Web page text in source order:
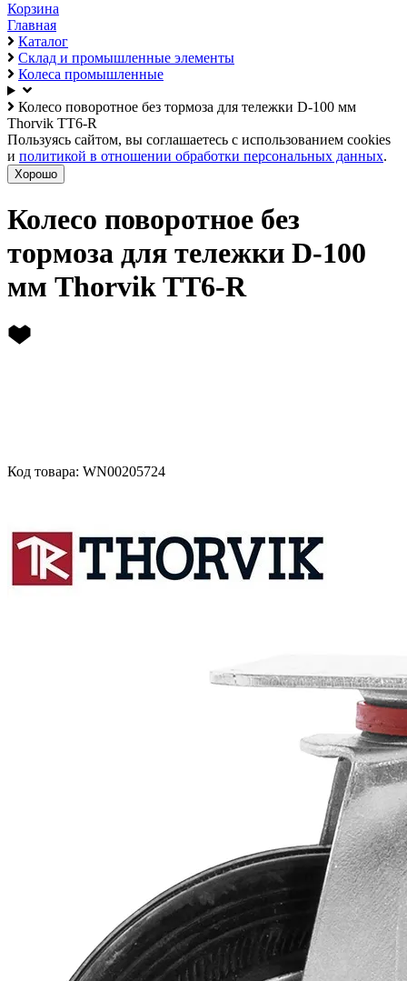
Корзина
Главная
Каталог
Склад и промышленные элементы
Колеса промышленные
Колесо поворотное без тормоза для тележки D-100 мм
Thorvik TT6-R
Пользуясь сайтом, вы соглашаетесь с использованием cookies
и политикой в отношении обработки персональных данных.
Хорошо
Колесо поворотное без
тормоза для тележки D-100
мм Thorvik TT6-R
Код товара: WN00205724